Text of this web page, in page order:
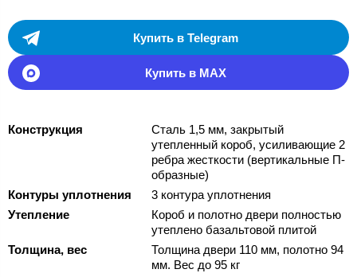
Купить в Telegram
Купить в MAX
Конструкция
Сталь 1,5 мм, закрытый
утепленный короб, усиливающие 2
ребра жесткости (вертикальные П-
образные)
Контуры уплотнения
3 контура уплотнения
Утепление
Короб и полотно двери полностью
утеплено базальтовой плитой
Толщина, вес
Толщина двери 110 мм, полотно 94
мм. Вес до 95 кг